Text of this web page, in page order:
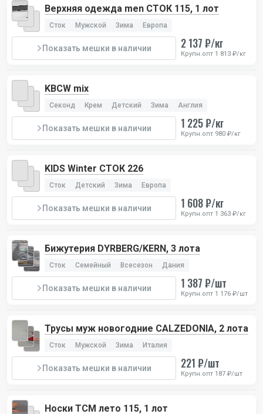
Верхняя одежда men СТОК 115, 1 лот
Сток Мужской Зима Европа
Показать мешки в наличии 2 137 ₽/кг
Крупн.опт 1 813 ₽/кг
KBCW mix
Секонд Крем Детский Зима Англия
Показать мешки в наличии 1 225 ₽/кг
Крупн.опт 980 ₽/кг
KIDS Winter СТОК 226
Сток Детский Зима Европа
Показать мешки в наличии 1 608 ₽/кг
Крупн.опт 1 363 ₽/кг
Бижутерия DYRBERG/KERN, 3 лота
Сток Семейный Всесезон Дания
Показать мешки в наличии 1 387 ₽/шт
Крупн.опт 1 176 ₽/шт
Трусы муж новогодние CALZEDONIA, 2 лота
Сток Мужской Зима Италия
Показать мешки в наличии 221 ₽/шт
Крупн.опт 187 ₽/шт
Носки TCM лето 115, 1 лот